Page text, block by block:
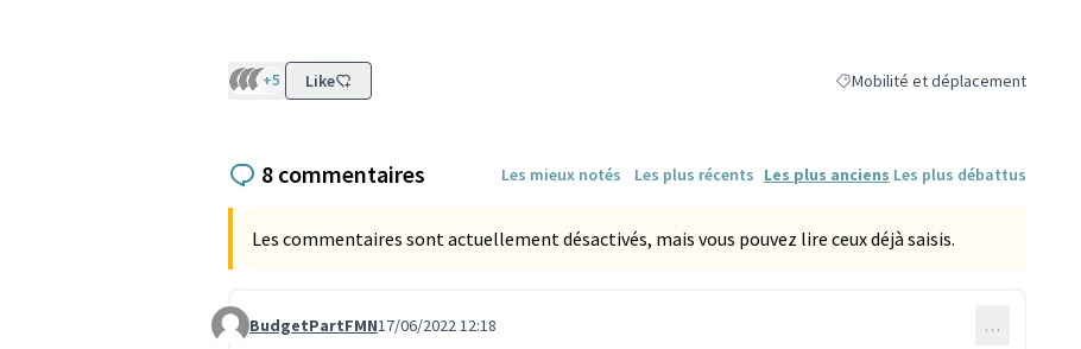
+5 Like Filtrer les résultats de la
Mobilité et déplacement
8 commentaires Les mieux notés Les plus récents Les plus anciens Les plus débattus
Les commentaires sont actuellement désactivés, mais vous pouvez lire ceux déjà saisis.
Commentaire 1822
BudgetPartFMN17/06/2022 12:18 …